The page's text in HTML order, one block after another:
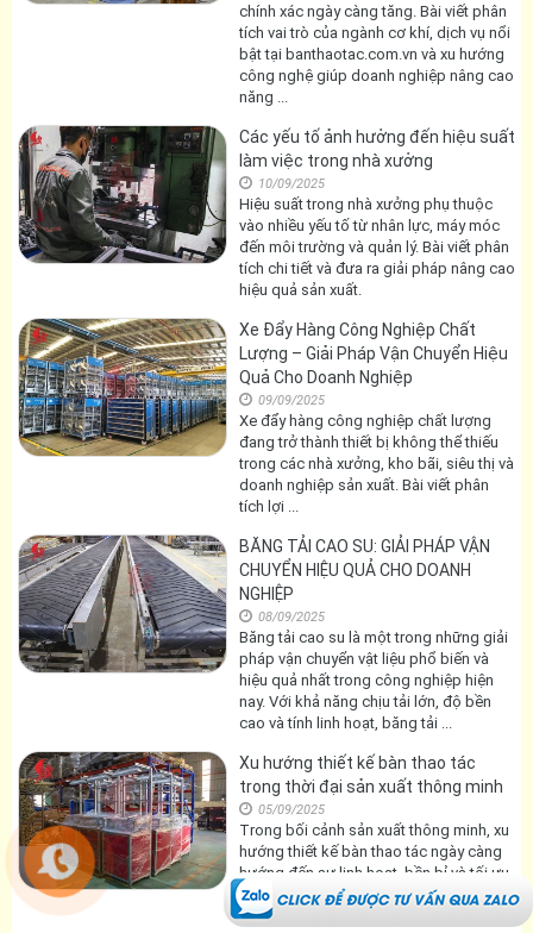
2025
17/09/2025
Ngành cơ khí Việt Nam năm 2025 đang
chứng kiến nhu cầu gia công cơ khí
chính xác ngày càng tăng. Bài viết phân
bật tại banthaotac.com.vn và xu hướng
công nghệ giúp doanh nghiệp nâng cao
năng ...
Các yếu tố ảnh hưởng đến hiệu suất
làm việc trong nhà xưởng
10/09/2025
Hiệu suất trong nhà xưởng phụ thuộc
đến môi trường và quản lý. Bài viết phân
tích chi tiết và đưa ra giải pháp nâng cao
hiệu quả sản xuất.
Xe Đẩy Hàng Công Nghiệp Chất
Lượng – Giải Pháp Vận Chuyển Hiệu
Quả Cho Doanh Nghiệp
09/09/2025
Xe đẩy hàng công nghiệp chất lượng
trong các nhà xưởng, kho bãi, siêu thị và
doanh nghiệp sản xuất. Bài viết phân
tích lợi ...
BĂNG TẢI CAO SU: GIẢI PHÁP VẬN
CHUYỂN HIỆU QUẢ CHO DOANH
NGHIỆP
08/09/2025
Băng tải cao su là một trong những giải
hiệu quả nhất trong công nghiệp hiện
nay. Với khả năng chịu tải lớn, độ bền
cao và tính linh hoạt, băng tải ...
Xu hướng thiết kế bàn thao tác
trong thời đại sản xuất thông minh
05/09/2025
Trong bối cảnh sản xuất thông minh, xu